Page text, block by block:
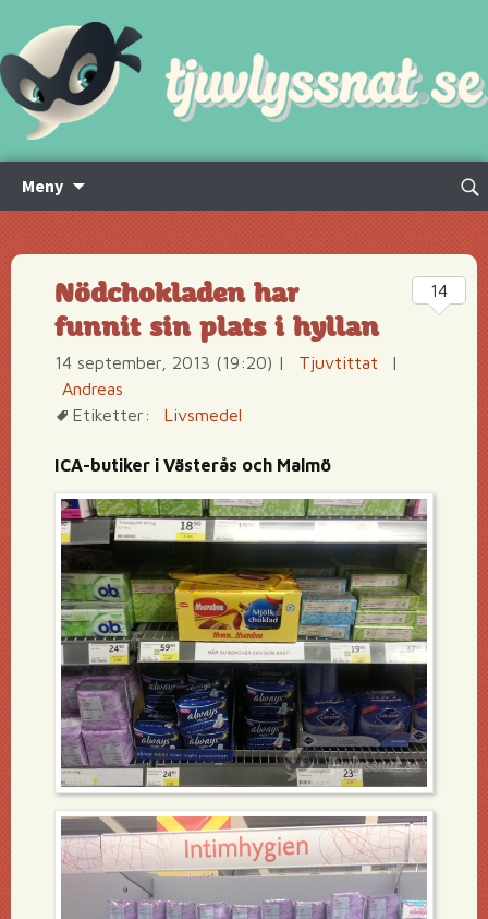
Meny
innehåll
Sök
Nödchokladen har
funnit sin plats i hyllan
14 september, 2013 (19:20) | Tjuvtittat
|
Andreas
Etiketter:
Livsmedel
ICA-butiker i Västerås och Malmö
14